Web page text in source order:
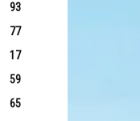
93
77
17
59
65